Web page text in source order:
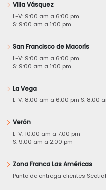
Villa Vásquez
L-V: 9:00 am a 6:00 pm
S: 9:00 am a 1:00 pm
San Francisco de Macorís
L-V: 9:00 am a 6:00 pm
S: 9:00 am a 1:00 pm
La Vega
L-V: 8:00 am a 6:00 pm S: 8:00
Verón
L-V: 10:00 am a 7:00 pm
S: 9:00 am a 2:00 pm
Zona Franca Las Américas
Punto de entrega clientes